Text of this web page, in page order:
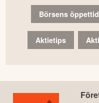
Börsens
Aktietips